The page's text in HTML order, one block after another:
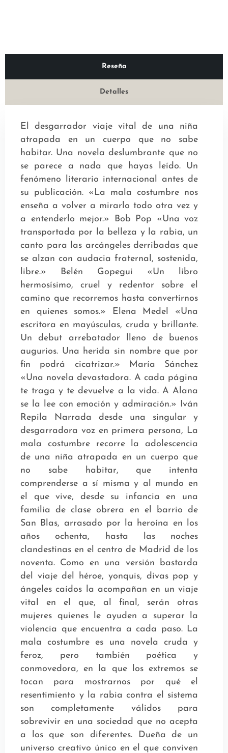
Reseña
Detalles
El desgarrador viaje vital de una niña
atrapada en un cuerpo que no sabe
habitar. Una novela deslumbrante que no
se parece a nada que hayas leído. Un
fenómeno literario internacional antes de
su publicación. «La mala costumbre nos
enseña a volver a mirarlo todo otra vez y
a entenderlo mejor.» Bob Pop «Una voz
transportada por la belleza y la rabia, un
canto para las arcángeles derribadas que
se alzan con audacia fraternal, sostenida,
libre.» Belén Gopegui «Un libro
hermosísimo, cruel y redentor sobre el
camino que recorremos hasta convertirnos
en quienes somos.» Elena Medel «Una
escritora en mayúsculas, cruda y brillante.
Un debut arrebatador lleno de buenos
augurios. Una herida sin nombre que por
fin podrá cicatrizar.» María Sánchez
«Una novela devastadora. A cada página
te traga y te devuelve a la vida. A Alana
se la lee con emoción y admiración.» Iván
Repila Narrada desde una singular y
desgarradora voz en primera persona, La
mala costumbre recorre la adolescencia
de una niña atrapada en un cuerpo que
no sabe habitar, que intenta
comprenderse a sí misma y al mundo en
el que vive, desde su infancia en una
familia de clase obrera en el barrio de
San Blas, arrasado por la heroína en los
años ochenta, hasta las noches
clandestinas en el centro de Madrid de los
noventa. Como en una versión bastarda
del viaje del héroe, yonquis, divas pop y
ángeles caídos la acompañan en un viaje
vital en el que, al final, serán otras
mujeres quienes le ayuden a superar la
violencia que encuentra a cada paso. La
mala costumbre es una novela cruda y
feroz, pero también poética y
conmovedora, en la que los extremos se
tocan para mostrarnos por qué el
resentimiento y la rabia contra el sistema
son completamente válidos para
sobrevivir en una sociedad que no acepta
a los que son diferentes. Dueña de un
universo creativo único en el que conviven